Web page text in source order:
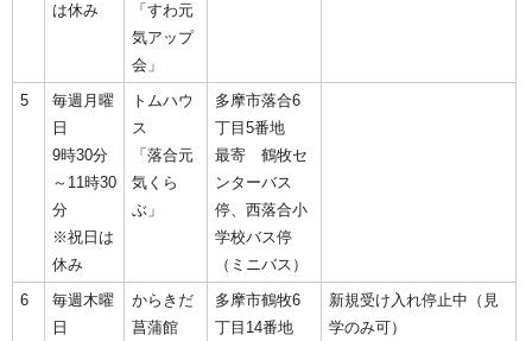
は休み
「すわ元
気アップ
会」
5
毎週月曜
日
9時30分
～11時30
分
※祝日は
休み
トムハウ
ス
「落合元
気くら
ぶ」
多摩市落合6
丁目5番地
最寄 鶴牧セ
ンターバス
停、西落合小
学校バス停
（ミニバス）
6
毎週木曜
日
からきだ
菖蒲館
多摩市鶴牧6
丁目14番地
新規受け入れ停止中（見
学のみ可）